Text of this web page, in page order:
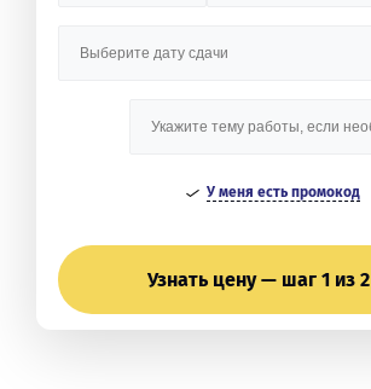
У меня есть промокод
Узнать цену — шаг 1 из 2